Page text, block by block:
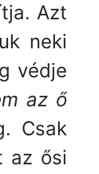
Azt
neki
védje
az ő
Csak
az ősi